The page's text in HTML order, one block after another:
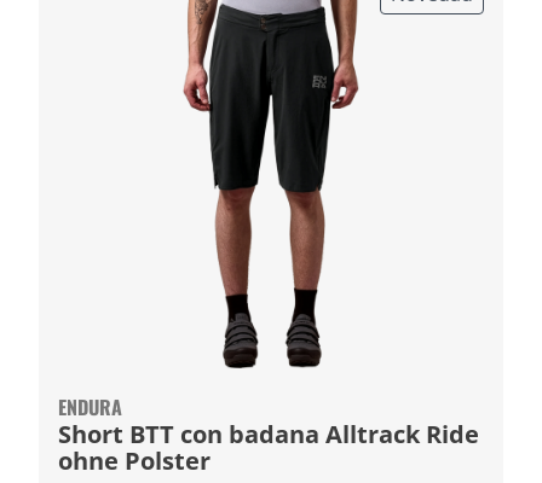
ENDURA
Short BTT con badana Alltrack Ride
ohne Polster